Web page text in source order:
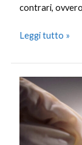
contrari, ovvero
Leggi tutto »
La
Cina
teme
l’epidemia